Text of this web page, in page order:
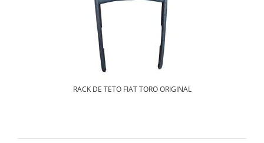
RACK DE TETO FIAT TORO ORIGINAL